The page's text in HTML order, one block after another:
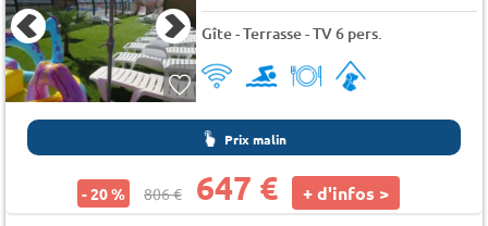
Gîte - Terrasse - TV 6 pers.
Prix malin
- 20 % 806 € 647 € + d'infos >